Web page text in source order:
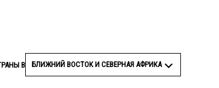
В БЛИЖНИЙ ВОСТОК И СЕВЕРНАЯ АФРИКА